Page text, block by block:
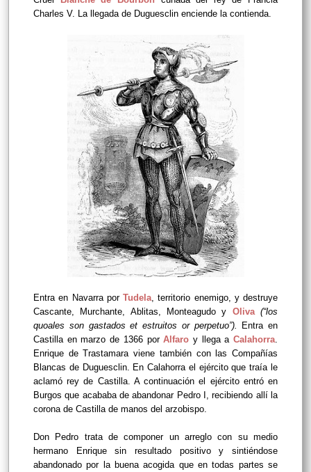
Charles V. La llegada de Duguesclin enciende la contienda.
Entra en Navarra por Tudela, territorio enemigo, y destruye
Cascante, Murchante, Ablitas, Monteagudo y Oliva(“los
quoales son gastados et estruitos or perpetuo”). Entra en
Castilla en marzo de 1366 porAlfaro y llega aCalahorra.
Enrique de Trastamara viene también con las Compañías
Blancas de Duguesclin. En Calahorra el ejército que traía le
aclamó rey de Castilla. A continuación el ejército entró en
Burgos que acababa de abandonar Pedro I, recibiendo allí la
corona de Castilla de manos del arzobispo.
Don Pedro trata de componer un arreglo con su medio
hermano Enrique sin resultado positivo y sintiéndose
abandonado por la buena acogida que en todas partes se